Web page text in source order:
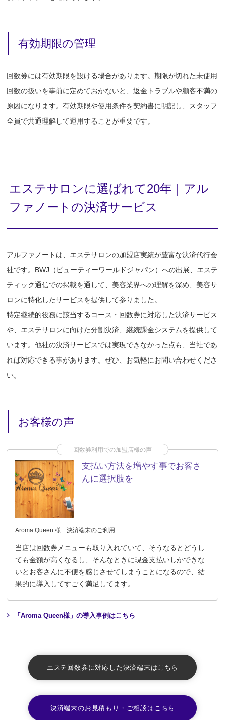
有効期限の管理
回数券には有効期限を設ける場合があります。期限が切れた未使用
回数の扱いを事前に定めておかないと、返金トラブルや顧客不満の
原因になります。有効期限や使用条件を契約書に明記し、スタッフ
全員で共通理解して運用することが重要です。
エステサロンに選ばれて20年｜アル
ファノートの決済サービス
アルファノートは、エステサロンの加盟店実績が豊富な決済代行会
社です。BWJ（ビューティーワールドジャパン）への出展、エステ
ティック通信での掲載を通して、美容業界への理解を深め、美容サ
ロンに特化したサービスを提供して参りました。
特定継続的役務に該当するコース・回数券に対応した決済サービス
や、エステサロンに向けた分割決済、継続課金システムを提供して
います。他社の決済サービスでは実現できなかった点も、当社であ
れば対応できる事があります。ぜひ、お気軽にお問い合わせくださ
い。
お客様の声
回数券利用での加盟店様の声
支払い方法を増やす事でお客さ
んに選択肢を
Aroma Queen 様 決済端末のご利用
当店は回数券メニューも取り入れていて、そうなるとどうし
ても金額が高くなるし、そんなときに現金支払いしかできな
いとお客さんに不便を感じさせてしまうことになるので、結
果的に導入してすごく満足してます。
「Aroma Queen様」の導入事例はこちら
エステ回数券に対応した決済端末はこちら
決済端末のお見積もり・ご相談はこちら